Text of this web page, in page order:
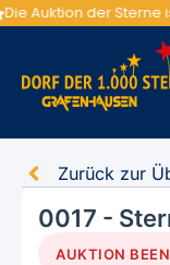
Die Auktion der
Zurück zur
0017 -
AUKTION